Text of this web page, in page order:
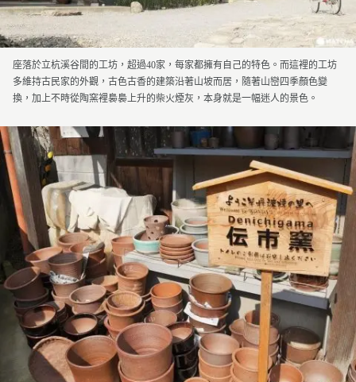
座落於立杭溪谷間的工坊，超過40家，每家都擁有自己的特色。而這裡的工坊
多維持古民家的外觀，古色古香的建築沿著山坡而居，隨著山巒四季顏色變
換，加上不時從陶窯裡裊裊上升的柴火煙灰，本身就是一幅迷人的景色。